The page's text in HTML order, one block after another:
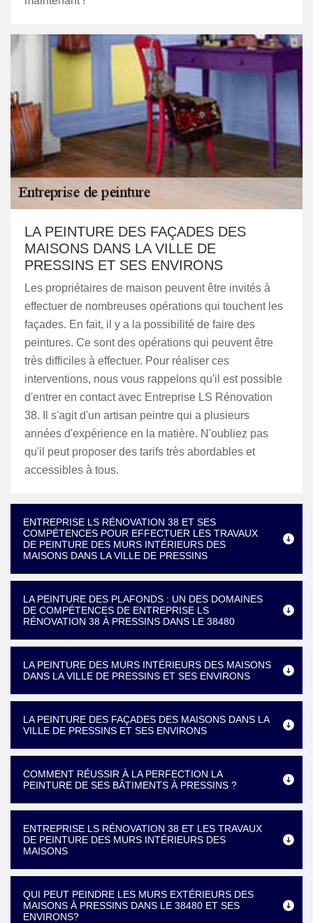
LA PEINTURE DES FAÇADES DES
MAISONS DANS LA VILLE DE
PRESSINS ET SES ENVIRONS
Les propriétaires de maison peuvent être invités à
effectuer de nombreuses opérations qui touchent les
façades. En fait, il y a la possibilité de faire des
peintures. Ce sont des opérations qui peuvent être
très difficiles à effectuer. Pour réaliser ces
interventions, nous vous rappelons qu'il est possible
d'entrer en contact avec Entreprise LS Rénovation
38. Il s'agit d'un artisan peintre qui a plusieurs
années d'expérience en la matière. N'oubliez pas
qu'il peut proposer des tarifs très abordables et
accessibles à tous.
ENTREPRISE LS RÉNOVATION 38 ET SES
COMPÉTENCES POUR EFFECTUER LES TRAVAUX
DE PEINTURE DES MURS INTÉRIEURS DES
MAISONS DANS LA VILLE DE PRESSINS
LA PEINTURE DES PLAFONDS : UN DES DOMAINES
DE COMPÉTENCES DE ENTREPRISE LS
RÉNOVATION 38 À PRESSINS DANS LE 38480
LA PEINTURE DES MURS INTÉRIEURS DES MAISONS
DANS LA VILLE DE PRESSINS ET SES ENVIRONS
LA PEINTURE DES FAÇADES DES MAISONS DANS LA
VILLE DE PRESSINS ET SES ENVIRONS
COMMENT RÉUSSIR À LA PERFECTION LA
PEINTURE DE SES BÂTIMENTS À PRESSINS ?
ENTREPRISE LS RÉNOVATION 38 ET LES TRAVAUX
DE PEINTURE DES MURS INTÉRIEURS DES
MAISONS
QUI PEUT PEINDRE LES MURS EXTÉRIEURS DES
MAISONS À PRESSINS DANS LE 38480 ET SES
ENVIRONS?